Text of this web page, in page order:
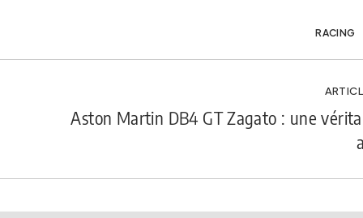
RACING
Aston Martin DB4 GT Zagato : une